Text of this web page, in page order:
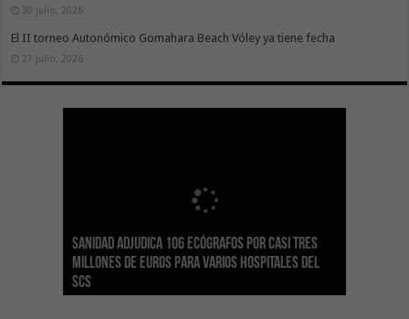
30 julio, 2026
El II torneo Autonómico Gomahara Beach Vóley ya tiene fecha
27 julio, 2026
Sanidad adjudica 106 ecógrafos por casi tres
millones de euros para varios hospitales del
SCS
Gesplan logra la máxima puntuación en el
Índice de Transparencia de Canarias por cuarto
año consecutivo
El Gobierno canario concede ayudas del
POSEICAN-Pesca al sector por valor de 7,09 M€
tras aumentar las cuantías
Transición Ecológica coordina con Ashotel su
adhesión a la Red de Refugios Climáticos de
Canarias
Visocan incorpora 170 pisos a su parque de
vivienda protegida en régimen de alquiler
asequible de Tenerife
Sanidad refuerza la capacidad diagnóstica de
los centros de salud con el impulso de la
ecografía clínica